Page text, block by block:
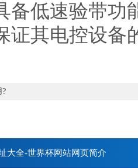
低速验带功
证其电控设备
?
大全-世界杯网站网页简介